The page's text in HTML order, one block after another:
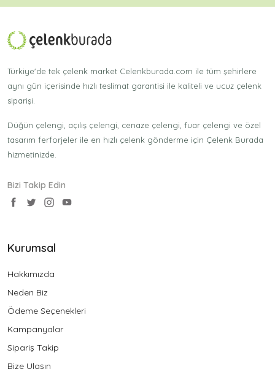
Türkiye'de tek çelenk market Celenkburada.com ile tüm şehirlere
aynı gün içerisinde hızlı teslimat garantisi ile kaliteli ve ucuz çelenk
siparişi.
Düğün çelengi, açılış çelengi, cenaze çelengi, fuar çelengi ve özel
tasarım ferforjeler ile en hızlı çelenk gönderme için Çelenk Burada
hizmetinizde.
Bizi Takip Edin
Kurumsal
Hakkımızda
Neden Biz
Ödeme Seçenekleri
Kampanyalar
Sipariş Takip
Bize Ulaşın